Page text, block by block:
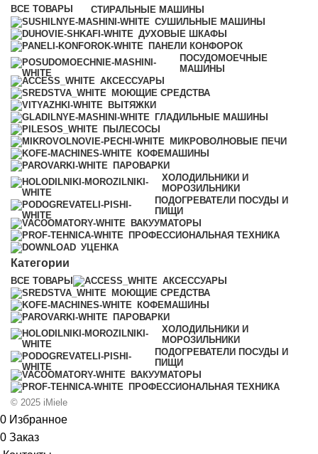
ВСЕ ТОВАРЫ
СТИРАЛЬНЫЕ МАШИНЫ
СУШИЛЬНЫЕ МАШИНЫ
ДУХОВЫЕ ШКАФЫ
ПАНЕЛИ КОНФОРОК
ПОСУДОМОЕЧНЫЕ
МАШИНЫ
АКСЕССУАРЫ
МОЮЩИЕ СРЕДСТВА
ВЫТЯЖКИ
ГЛАДИЛЬНЫЕ МАШИНЫ
ПЫЛЕСОСЫ
МИКРОВОЛНОВЫЕ ПЕЧИ
КОФЕМАШИНЫ
ПАРОВАРКИ
ХОЛОДИЛЬНИКИ И
МОРОЗИЛЬНИКИ
ПОДОГРЕВАТЕЛИ ПОСУДЫ И
ПИЩИ
ВАКУУМАТОРЫ
ПРОФЕССИОНАЛЬНАЯ ТЕХНИКА
УЦЕНКА
Категории
ВСЕ ТОВАРЫ
АКСЕССУАРЫ
МОЮЩИЕ СРЕДСТВА
КОФЕМАШИНЫ
ПАРОВАРКИ
ХОЛОДИЛЬНИКИ И
МОРОЗИЛЬНИКИ
ПОДОГРЕВАТЕЛИ ПОСУДЫ И
ПИЩИ
ВАКУУМАТОРЫ
ПРОФЕССИОНАЛЬНАЯ ТЕХНИКА
© 2025 iMiele
0 Избранное
0 Заказ